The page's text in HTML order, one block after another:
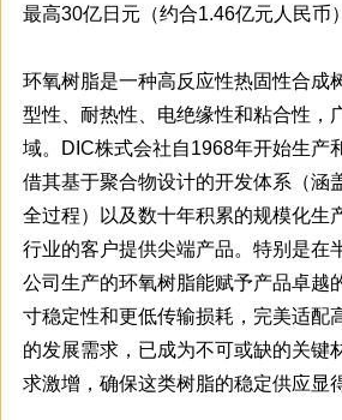
最高30亿日元（约合1.46亿元人民币
环氧树脂是一种高反应性热固性合成
型性、耐热性、电绝缘性和粘合性，
域。DIC株式会社自1968年开始生产
借其基于聚合物设计的开发体系（涵
全过程）以及数十年积累的规模化生
行业的客户提供尖端产品。特别是在
公司生产的环氧树脂能赋予产品卓越
寸稳定性和更低传输损耗，完美适配
的发展需求，已成为不可或缺的关键
求激增，确保这类树脂的稳定供应显